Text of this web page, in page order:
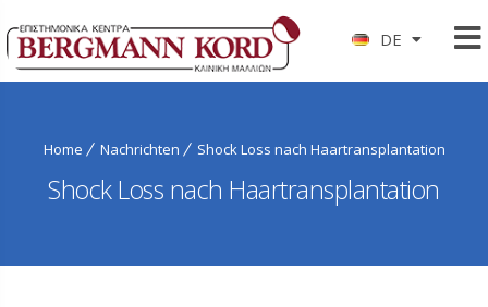
DE
Home Nachrichten Shock Loss nach Haartransplantation
Shock Loss nach Haartransplantation